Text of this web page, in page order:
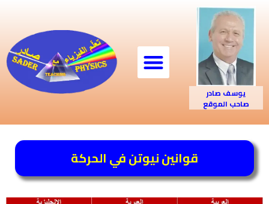
يوسف صادر
صاحب الموقع
قوانين نيوتن في الحركة